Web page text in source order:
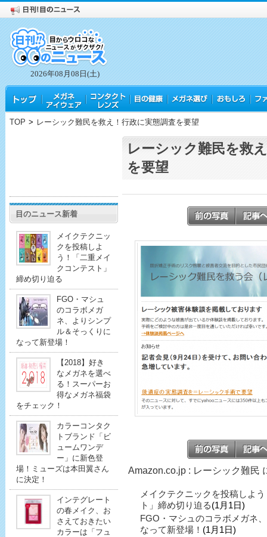
2026年08月08日(土)
TOP > レーシック難民を救え！行政に実態調査を要望
目のニュース新着
メイクテクニッ
クを投稿しよ
う！「二重メイ
クコンテスト」
締め切り迫る
FGO・マシュ
のコラボメガ
ネ、よりシンプ
ル＆そっくりに
なって新登場！
【2018】好き
なメガネを選べ
る！スーパーお
得なメガネ福袋
をチェック！
カラーコンタク
トブランド「ビ
ュームワンデ
ー」に新色登
場！ミューズは本田翼さん
に決定！
インテグレート
の春メイク、お
さえておきたい
カラーは「フュ
レーシック難民を救
を要望
Amazon.co.jp : レーシック難民
メイクテクニックを投稿しよ
ト」締め切り迫る(1月1日)
FGO・マシュのコラボメガネ
なって新登場！ (1月1日)